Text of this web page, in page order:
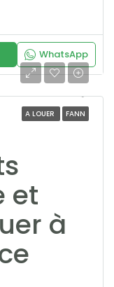
WhatsApp
A LOUER FANN
et
à